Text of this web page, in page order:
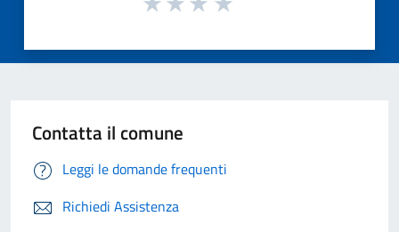
Contatta il comune
Leggi le domande frequenti
Richiedi Assistenza